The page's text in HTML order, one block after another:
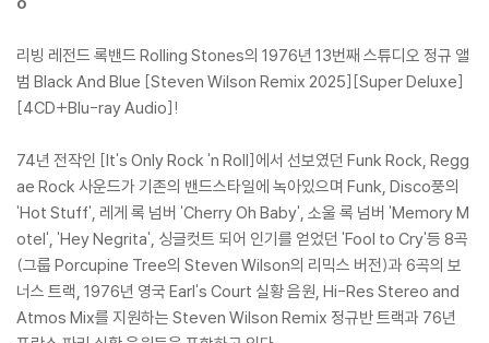
리빙 레전드 록밴드 Rolling Stones의 1976년 13번째 스튜디오 정규 앨
범 Black And Blue [Steven Wilson Remix 2025][Super Deluxe]
[4CD+Blu-ray Audio]!
74년 전작인 [It's Only Rock 'n Roll]에서 선보였던 Funk Rock, Regg
ae Rock 사운드가 기존의 밴드스타일에 녹아있으며 Funk, Disco풍의
'Hot Stuff', 레게 록 넘버 'Cherry Oh Baby', 소울 록 넘버 'Memory M
otel', 'Hey Negrita', 싱글컷트 되어 인기를 얻었던 'Fool to Cry'등 8곡
(그룹 Porcupine Tree의 Steven Wilson의 리믹스 버전)과 6곡의 보
너스 트랙, 1976년 영국 Earl's Court 실황 음원, Hi-Res Stereo and
Atmos Mix를 지원하는 Steven Wilson Remix 정규반 트랙과 76년